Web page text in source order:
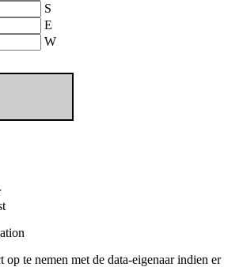
S
E
W
op te nemen met de data-eigenaar indien er